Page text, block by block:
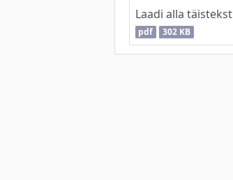
Laadi alla täistekst
pdf 302 KB